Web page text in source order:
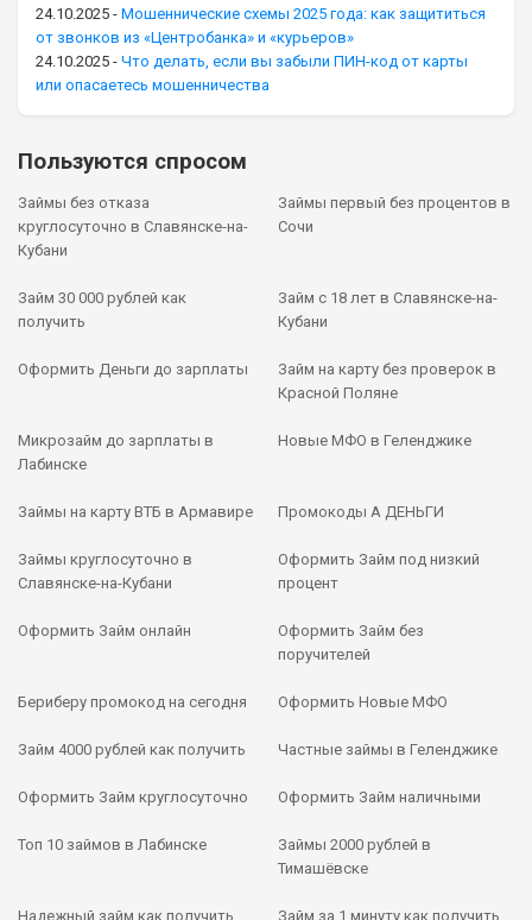
24.10.2025 - Мошеннические схемы 2025 года: как защититься
от звонков из «Центробанка» и «курьеров»
24.10.2025 - Что делать, если вы забыли ПИН-код от карты
или опасаетесь мошенничества
Пользуются спросом
Займы без отказа
круглосуточно в Славянске-на-
Кубани
Займы первый без процентов в
Сочи
Займ 30 000 рублей как
получить
Займ с 18 лет в Славянске-на-
Кубани
Оформить Деньги до зарплаты
Займ на карту без проверок в
Красной Поляне
Микрозайм до зарплаты в
Лабинске
Новые МФО в Геленджике
Займы на карту ВТБ в Армавире Промокоды А ДЕНЬГИ
Займы круглосуточно в
Славянске-на-Кубани
Оформить Займ под низкий
процент
Оформить Займ онлайн
Оформить Займ без
поручителей
Бериберу промокод на сегодня Оформить Новые МФО
Займ 4000 рублей как получить Частные займы в Геленджике
Оформить Займ круглосуточно Оформить Займ наличными
Топ 10 займов в Лабинске
Займы 2000 рублей в
Тимашёвске
Надежный займ как получить Займ за 1 минуту как получить